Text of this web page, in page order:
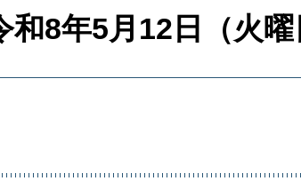
8年5月12日（火曜